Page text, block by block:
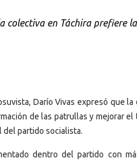
colectiva en Táchira prefiere
Darío Vivas expresó que
de las patrullas y mejorar
del partido socialista.
dentro del partido con